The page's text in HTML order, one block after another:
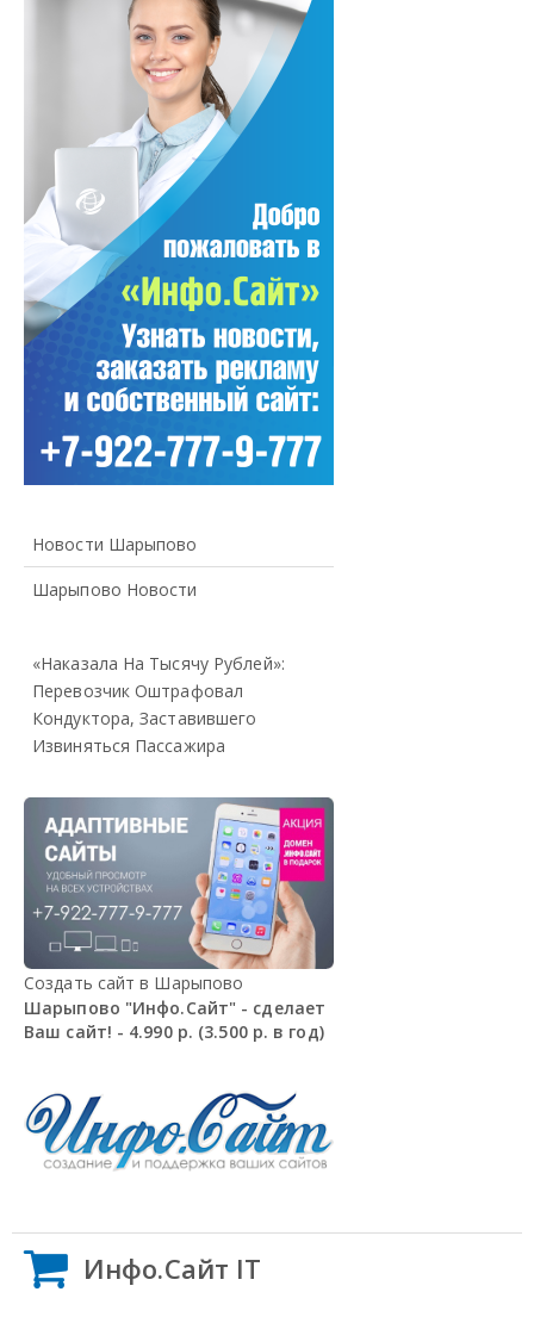
Новости Шарыпово
Шарыпово Новости
«Наказала На Тысячу Рублей»:
Перевозчик Оштрафовал
Кондуктора, Заставившего
Извиняться Пассажира
Создать сайт в Шарыпово
Шарыпово "Инфо.Сайт" - сделает
Ваш сайт! - 4.990 р. (3.500 р. в год)
Инфо.Сайт IT